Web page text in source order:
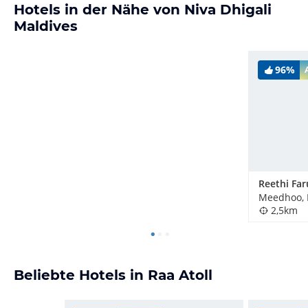
Hotels in der Nähe von Niva Dhigali
Maldives
96%
Reethi
2,5km
Beliebte Hotels in Raa Atoll